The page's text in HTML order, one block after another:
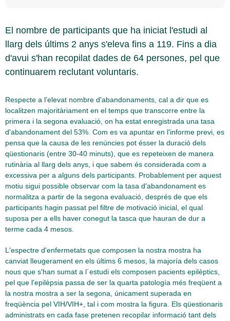
El nombre de participants que ha iniciat l'estudi al
llarg dels últims 2 anys s'eleva fins a 119. Fins a dia
d'avui s'han recopilat dades de 64 persones, pel que
continuarem reclutant voluntaris.
Respecte a l'elevat nombre d'abandonaments, cal a dir que es
localitzen majoritàriament en el temps que transcorre entre la
primera i la segona evaluació, on ha estat enregistrada una tasa
d'abandonament del 53%. Com es va apuntar en l'informe previ, es
pensa que la causa de les renúncies pot ésser la duració dels
qüestionaris (entre 30-40 minuts), que es repeteixen de manera
rutinària al llarg dels anys, i que sabem és considerada com a
excessiva per a alguns dels participants. Probablement per aquest
motiu sigui possible observar com la tasa d'abandonament es
normalitza a partir de la segona evaluació, després de que els
participants hagin passat pel filtre de motivació inicial, el qual
suposa per a ells haver conegut la tasca que hauran de dur a
terme cada 4 mesos.
L'espectre d'enfermetats que composen la nostra mostra ha
canviat lleugerament en els últims 6 mesos, la majoría dels casos
nous que s'han sumat a l´estudi els composen pacients epilèptics,
pel que l'epilèpsia passa de ser la quarta patología més freqüent a
la nostra mostra a ser la segona, únicament superada en
freqüència pel VIH/VIH+, tal i com mostra la figura. Els qüestionaris
administrats en cada fase pretenen recopilar informació tant dels